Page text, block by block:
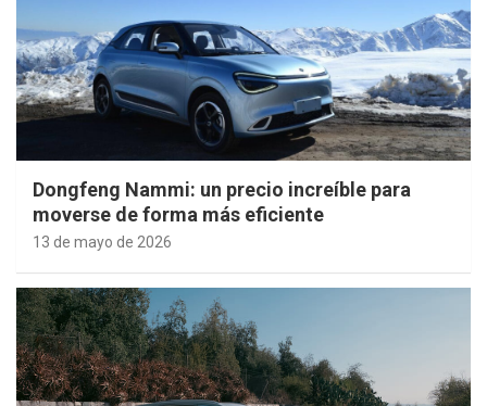
Dongfeng Nammi: un precio increíble para
moverse de forma más eficiente
13 de mayo de 2026